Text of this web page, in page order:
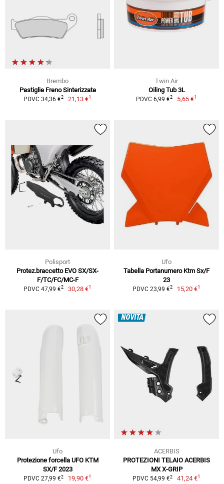
Brembo
Pastiglie Freno Sinterizzate
PDVC 34,36 €2 21,13 €1
Twin Air
Oiling Tub 3L
PDVC 6,99 €2 5,65 €1
Polisport
Protez.braccetto EVO SX/SX-
F/TC/FC/MC-F
PDVC 47,99 €2 30,28 €1
Ufo
Tabella Portanumero Ktm Sx/F
23
PDVC 23,99 €2 15,20 €1
Ufo
Protezione forcella UFO KTM
SX/F 2023
PDVC 27,99 €2 19,90 €1
NOVITÀ
ACERBIS
PROTEZIONI TELAIO ACERBIS
MX X-GRIP
PDVC 54,99 €2 41,24 €1